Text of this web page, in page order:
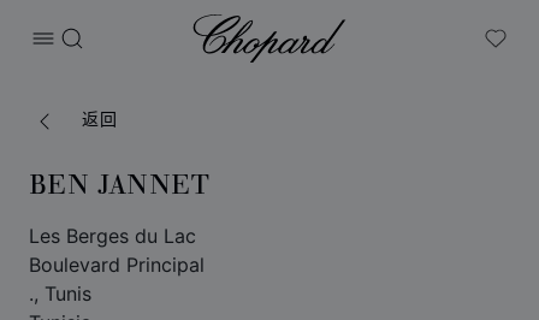
打开菜单
搜索
Chopard
My
返回
BEN JANNET
Les Berges du Lac
Boulevard Principal
., Tunis